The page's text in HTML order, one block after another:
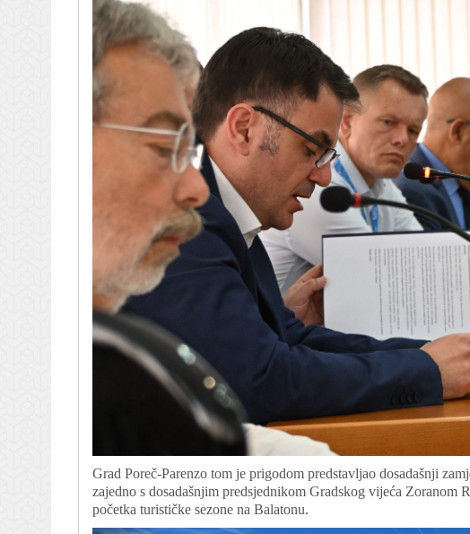
Grad Poreč-Parenzo tom je prigodom predstavljao dosadašnji
zajedno s dosadašnjim predsjednikom Gradskog vijeća Zoranom
početka turističke sezone na Balatonu.